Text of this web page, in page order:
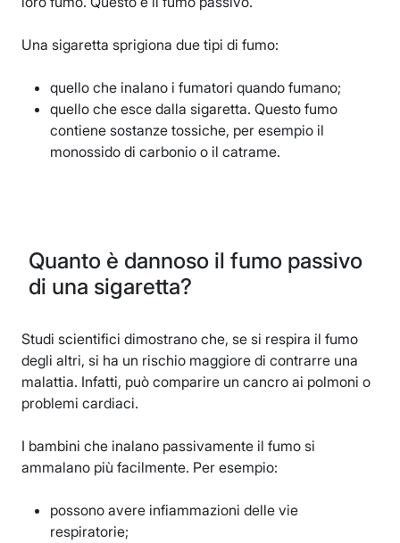
Una sigaretta sprigiona due tipi di fumo:
quello che inalano i fumatori quando fumano;
quello che esce dalla sigaretta. Questo fumo
contiene sostanze tossiche, per esempio il
monossido di carbonio o il catrame.
Quanto è dannoso il fumo passivo
di una sigaretta?
Studi scientifici dimostrano che, se si respira il fumo
degli altri, si ha un rischio maggiore di contrarre una
malattia. Infatti, può comparire un cancro ai polmoni o
problemi cardiaci.
I bambini che inalano passivamente il fumo si
ammalano più facilmente. Per esempio:
possono avere infiammazioni delle vie
respiratorie;